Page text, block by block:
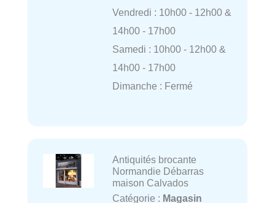
Vendredi : 10h00 - 12h00 &
14h00 - 17h00
Samedi : 10h00 - 12h00 &
14h00 - 17h00
Dimanche : Fermé
Antiquités brocante
Normandie Débarras
maison Calvados
Catégorie : Magasin